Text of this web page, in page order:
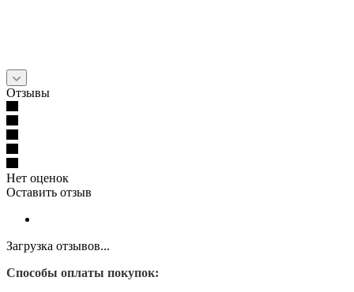
Отзывы
Нет оценок
Оставить отзыв
Загрузка отзывов...
Способы оплаты покупок: